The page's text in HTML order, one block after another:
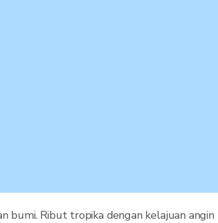
bumi. Ribut tropika dengan kelajuan